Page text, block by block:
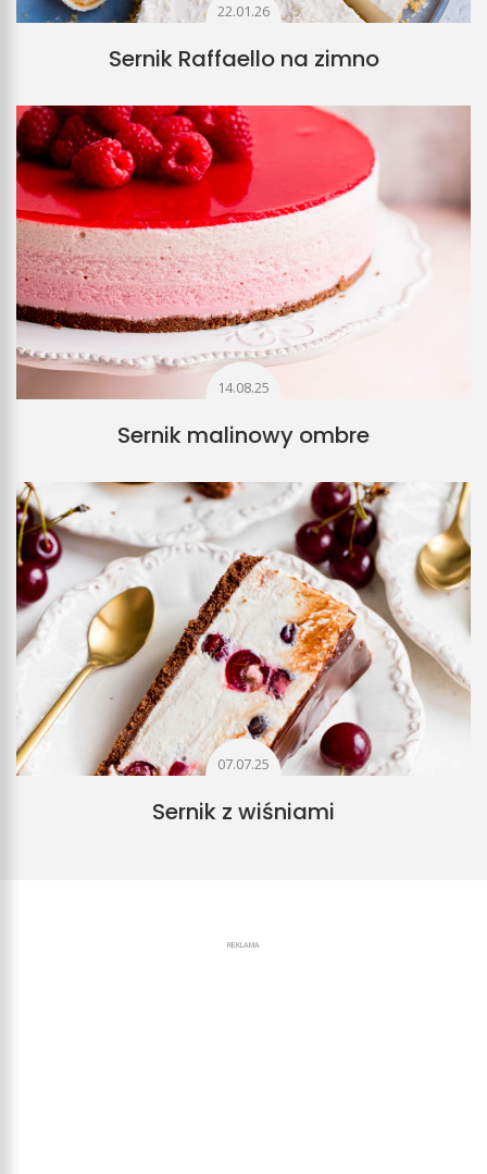
22.01.26
Sernik Raffaello na zimno
14.08.25
Sernik malinowy ombre
07.07.25
Sernik z wiśniami
REKLAMA